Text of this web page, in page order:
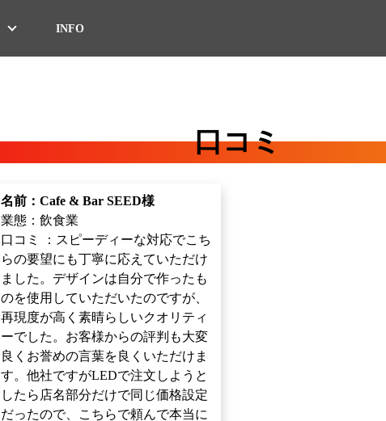
INFO
口コミ
名前：Cafe & Bar SEED様
業態：飲食業
口コミ ：スピーディーな対応でこち
らの要望にも丁寧に応えていただけ
ました。デザインは自分で作ったも
のを使用していただいたのですが、
再現度が高く素晴らしいクオリティ
ーでした。お客様からの評判も大変
良くお誉めの言葉を良くいただけま
す。他社ですがLEDで注文しようと
したら店名部分だけで同じ価格設定
だったので、こちらで頼んで本当に